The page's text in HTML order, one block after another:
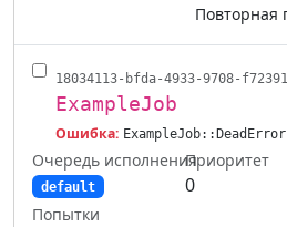
Повторная
18034113-bfda-4933-9708-
ExampleJob
Ошибка:
Очередь исполнения
default
Приоритет
0
Попытки